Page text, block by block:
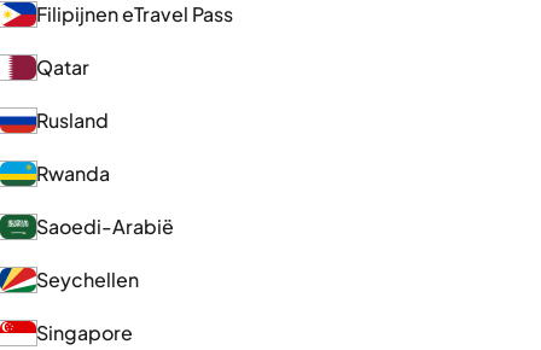
Filipijnen eTravel Pass
Qatar
Rusland
Rwanda
Saoedi-Arabië
Seychellen
Singapore